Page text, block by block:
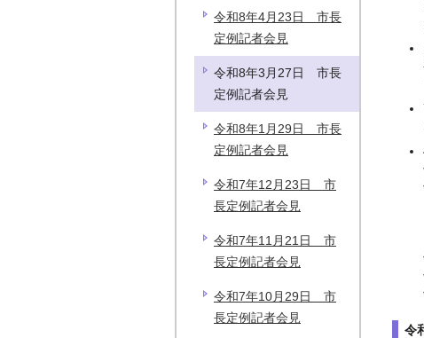
令
令和8年4月23日 市長
定例記者会見
令和8年3月27日 市長
定例記者会見
令和8年1月29日 市長
定例記者会見
令和7年12月23日 市
長定例記者会見
令和7年11月21日 市
長定例記者会見
令和7年10月29日 市
長定例記者会見